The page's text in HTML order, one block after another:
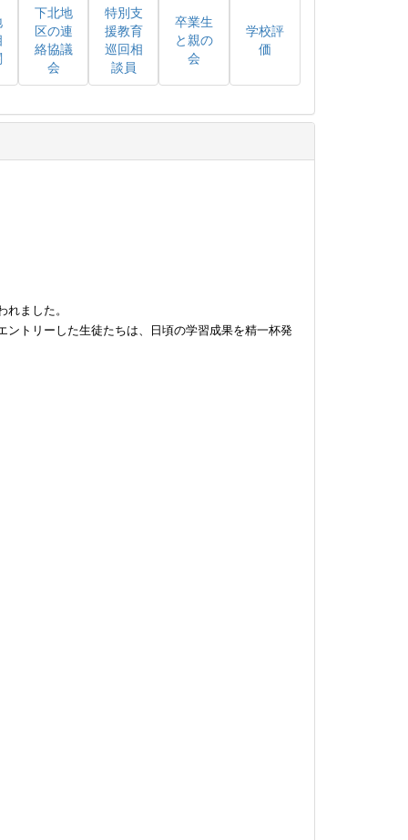
下北地
区の連
絡協議
会
特別支
援教育
巡回相
談員
卒業生
と親の
会
学校評
価
ました。
トリーした生徒たちは、日頃の学習成果を精一杯発